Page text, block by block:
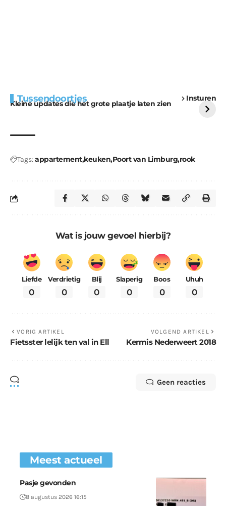
Tussendoortjes Insturen
Kleine updates die het grote plaatje laten zien
voor kabouters
uitdaging
Tags:appartementkeukenPoort van Limburgrook
Wat is jouw gevoel hierbij?
Liefde
0
Verdrietig
0
Blij
0
Slaperig
0
Boos
0
Uhuh
0
VORIG ARTIKEL
Fietsster lelijk ten val in Ell
VOLGEND ARTIKEL
Kermis Nederweert 2018
Geen reacties
Meest actueel
Pasje gevonden
8 augustus 2026 16:15